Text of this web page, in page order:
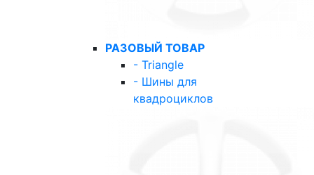
РАЗОВЫЙ ТОВАР
- Triangle
- Шины для
квадроциклов